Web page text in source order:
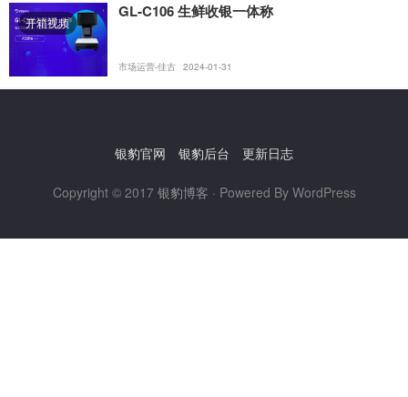
开箱视频
GL-C106 生鲜收银一体称
市场运营-佳古 2024-01-31
银豹官网 银豹后台 更新日志
Copyright © 2017 银豹博客 · Powered By WordPress